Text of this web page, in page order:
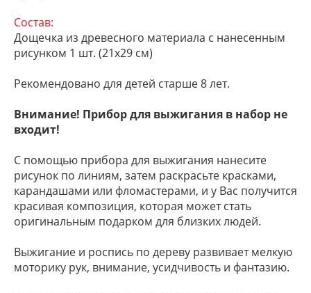
Состав:
Дощечка из древесного материала с нанесенным
рисунком 1 шт. (21х29 см)
Рекомендовано для детей старше 8 лет.
Внимание! Прибор для выжигания в набор не
входит!
С помощью прибора для выжигания нанесите
рисунок по линиям, затем раскрасьте красками,
карандашами или фломастерами, и у Вас получится
красивая композиция, которая может стать
оригинальным подарком для близких людей.
Выжигание и роспись по дереву развивает мелкую
моторику рук, внимание, усидчивость и фантазию.